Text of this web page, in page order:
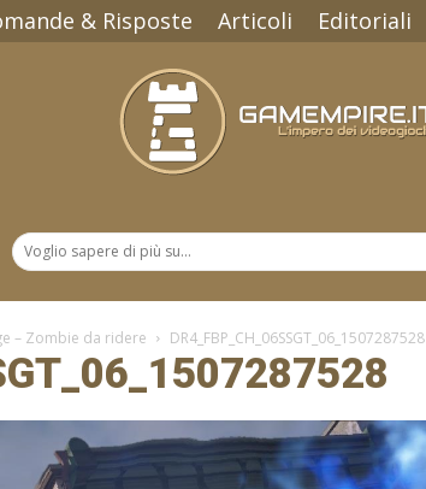
& Risposte Articoli Editoriali
– Zombie da ridere DR4_FBP_CH_06SSGT_06_1507287528